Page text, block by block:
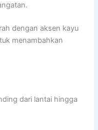
dengan aksen kayu
menambahkan
dari lantai hingga